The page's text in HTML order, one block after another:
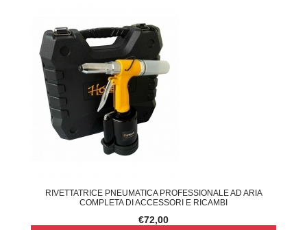
RIVETTATRICE PNEUMATICA PROFESSIONALE AD ARIA
COMPLETA DI ACCESSORI E RICAMBI
€72,00